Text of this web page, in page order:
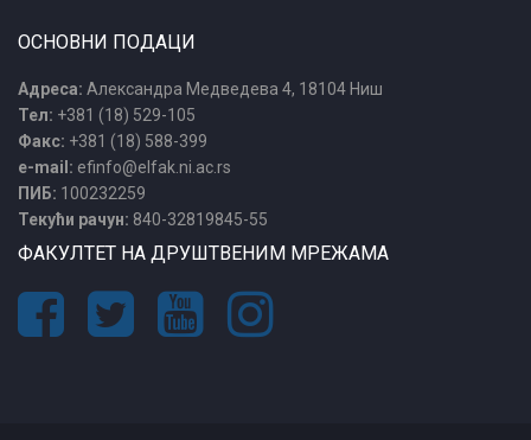
ОСНОВНИ ПОДАЦИ
Адреса: Александра Медведева 4, 18104 Ниш
Тел: +381 (18) 529-105
Факс: +381 (18) 588-399
e-mail: efinfo@elfak.ni.ac.rs
ПИБ: 100232259
Текући рачун: 840-32819845-55
ФАКУЛТЕТ НА ДРУШТВЕНИМ МРЕЖАМА